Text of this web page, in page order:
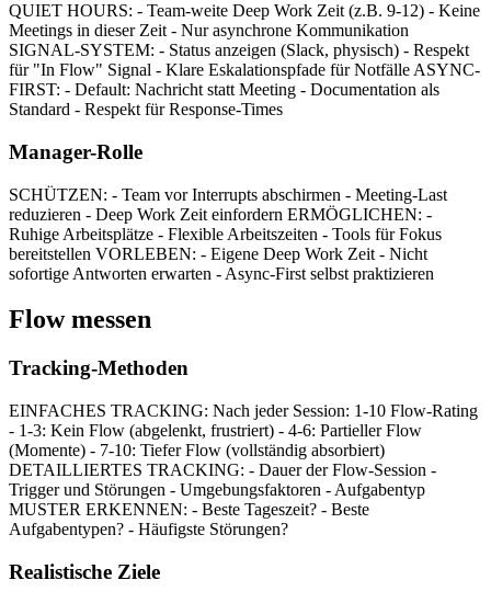
QUIET HOURS: - Team-weite Deep Work Zeit (z.B. 9-12) - Keine
Meetings in dieser Zeit - Nur asynchrone Kommunikation
SIGNAL-SYSTEM: - Status anzeigen (Slack, physisch) - Respekt
für "In Flow" Signal - Klare Eskalationspfade für Notfälle ASYNC-
FIRST: - Default: Nachricht statt Meeting - Documentation als
Standard - Respekt für Response-Times
Manager-Rolle
SCHÜTZEN: - Team vor Interrupts abschirmen - Meeting-Last
reduzieren - Deep Work Zeit einfordern ERMÖGLICHEN: -
Ruhige Arbeitsplätze - Flexible Arbeitszeiten - Tools für Fokus
bereitstellen VORLEBEN: - Eigene Deep Work Zeit - Nicht
sofortige Antworten erwarten - Async-First selbst praktizieren
Flow messen
Tracking-Methoden
EINFACHES TRACKING: Nach jeder Session: 1-10 Flow-Rating
- 1-3: Kein Flow (abgelenkt, frustriert) - 4-6: Partieller Flow
(Momente) - 7-10: Tiefer Flow (vollständig absorbiert)
DETAILLIERTES TRACKING: - Dauer der Flow-Session -
Trigger und Störungen - Umgebungsfaktoren - Aufgabentyp
MUSTER ERKENNEN: - Beste Tageszeit? - Beste
Aufgabentypen? - Häufigste Störungen?
Realistische Ziele